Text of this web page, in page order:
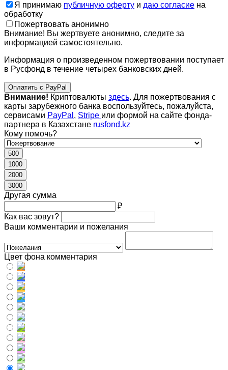
Я принимаю публичную оферту и даю согласие на
обработку
Пожертвовать анонимно
Внимание! Вы жертвуете анонимно, следите за
информацией самостоятельно.
Информация о произведенном пожертвовании поступает
в Русфонд в течение четырех банковских дней.
Оплатить с PayPal
Внимание! Криптовалюты здесь. Для пожертвования с
карты зарубежного банка воспользуйтесь, пожалуйста,
сервисами PayPal , Stripe или формой на сайте фонда-
партнера в Казахстане rusfond.kz
Кому помочь?
500
1000
2000
3000
Другая сумма
₽
Как вас зовут?
Ваши комментарии и пожелания
Цвет фона комментария